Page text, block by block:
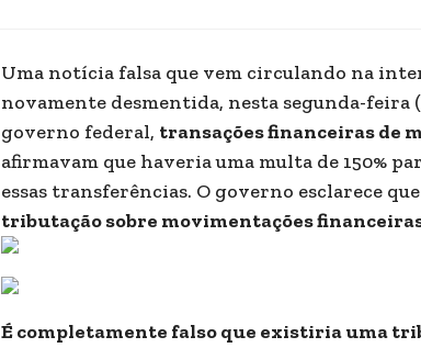
Uma notícia falsa que vem circulando na
novamente desmentida, nesta segunda-feira
governo federal, transações financeiras de
afirmavam que haveria uma multa de 150%
essas transferências. O governo esclarece
tributação sobre movimentações
É completamente falso que existiria uma